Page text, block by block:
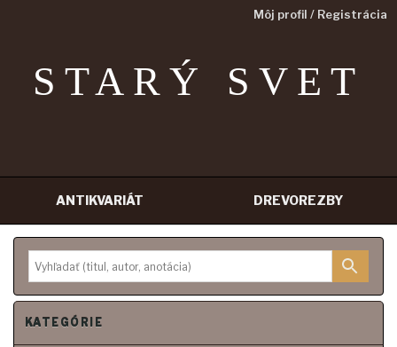
Môj profil / Registrácia
STARÝ SVET
ANTIKVARIÁT DREVOREZBY
na
KATEGÓRIE